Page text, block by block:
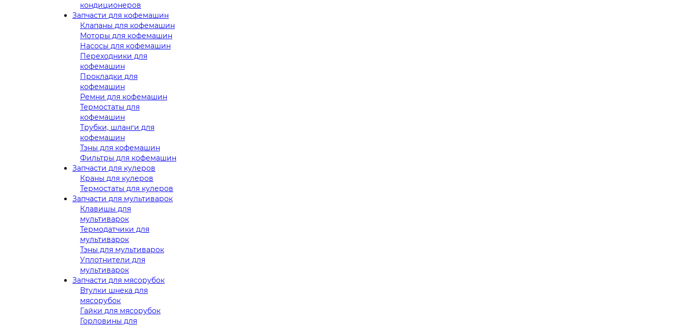
кондиционеров
Запчасти для кофемашин
Клапаны для кофемашин
Моторы для кофемашин
Насосы для кофемашин
Переходники для
кофемашин
Прокладки для
кофемашин
Ремни для кофемашин
Термостаты для
кофемашин
Трубки, шланги для
кофемашин
Тэны для кофемашин
Фильтры для кофемашин
Запчасти для кулеров
Краны для кулеров
Термостаты для кулеров
Запчасти для мультиварок
Клавишы для
мультиварок
Термодатчики для
мультиварок
Тэны для мультиварок
Уплотнители для
мультиварок
Запчасти для мясорубок
Втулки шнека для
мясорубок
Гайки для мясорубок
Горловины для